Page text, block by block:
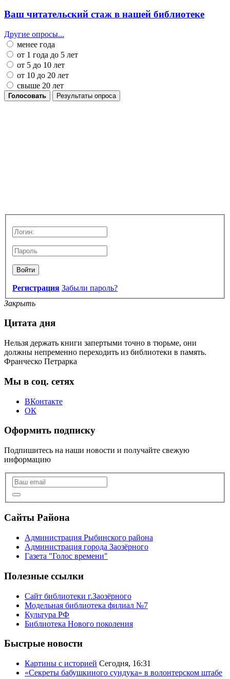
Ваш читательский стаж в нашей библиотеке
Другие опросы...
менее года
от 1 года до 5 лет
от 5 до 10 лет
от 10 до 20 лет
свыше 20 лет
Голосовать Результаты опроса
Войти
Регистрация Забыли пароль?
Закрыть
Цитата дня
Нельзя держать книги запертыми точно в тюрьме, они
должны непременно переходить из библиотеки в память.
Франческо Петрарка
Мы в соц. сетях
ВКонтакте
ОК
Оформить подписку
Подпишитесь на наши новости и получайте свежую
информацию
Сайты Района
Администрация Рыбинского района
Администрация города Заозёрного
Газета "Голос времени"
Полезные ссылки
Сайт библиотеки г.Заозёрного
Модельная библиотека филиал №7
Культура РФ
Библиотека Нового поколения
Быстрые новости
Картины с историей Сегодня, 16:31
«Секреты бабушкиного сундука» в волонтерском штабе